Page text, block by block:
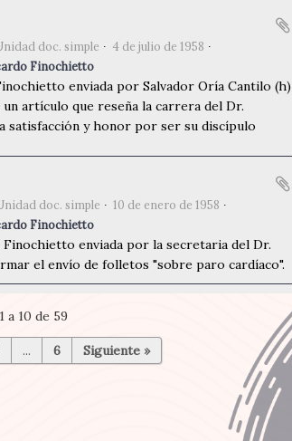
doc. simple
4 de julio de 1958
Finochietto
enviada por Salvador Oría Cantilo (h)
artículo que reseña la carrera del Dr.
satisfacción y honor por ser su discípulo
doc. simple
10 de enero de 1958
Finochietto
Finochietto enviada por la secretaria del Dr.
el envío de folletos "sobre paro cardíaco".
a 10 de 59
... 6 Siguiente »